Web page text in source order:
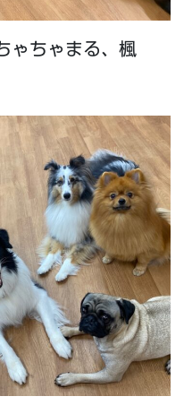
ゃちゃまる、楓